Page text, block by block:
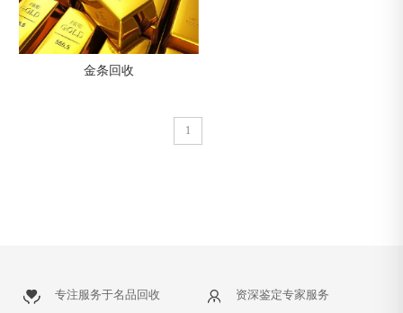
金条回收
1
专注服务于名品回收 资深鉴定专家服务